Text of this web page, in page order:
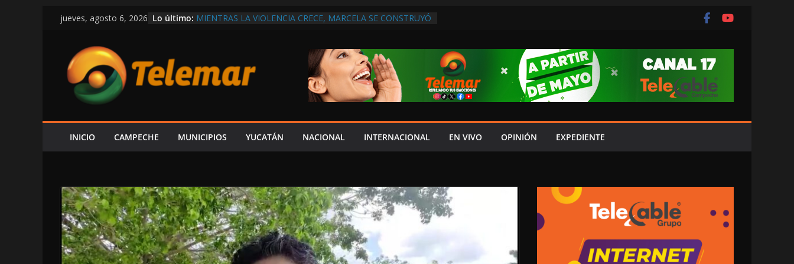
Saltar
contenido
jueves, agosto 6, 2026 Lo último: MIENTRAS LA VIOLENCIA CRECE, MARCELA SE CONSTRUYÓ
ECONOMÍA Y GENERAR EMPLEOS
AUNQUE PROTEXA NO PAGA A PROVEEDORES, PEMEX LA
PREMIA CON CONTRATO
CONFIRMA REHN QUE HAY UN PROYECTO PARA
CONSTRUIR CENTRO CULTURAL MULTIFUNCIONAL EN EL
ESPERA ALCUDIA AUTORIZACIÓN MÉDICA PARA FIJAR
AUDIENCIA AL PRESUNTO RESPONSABLE DEL ACCIDENTE
INICIO CAMPECHE MUNICIPIOS YUCATÁN NACIONAL INTERNACIONAL EN VIVO OPINIÓN EXPEDIENTE